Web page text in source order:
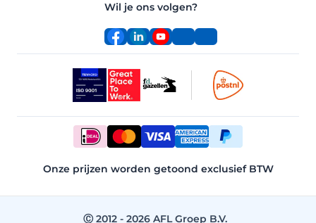
Wil je ons volgen?
Facebook
LinkedInYouTubeInstagram
TikTok
Onze prijzen worden getoond exclusief BTW
Ⓒ 2012 - 2026 AFL Groep B.V.